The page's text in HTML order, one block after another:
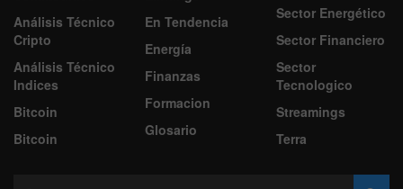
Análisis Técnico
Cripto
Análisis Técnico
Indices
Bitcoin
Bitcoin
En Tendencia
Energía
Finanzas
Formacion
Glosario
Sector Energético
Sector Financiero
Sector
Tecnologico
Streamings
Terra